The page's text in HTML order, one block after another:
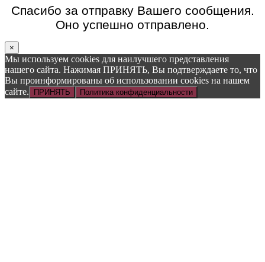
Спасибо за отправку Вашего сообщения.
Оно успешно отправлено.
×
Мы используем cookies для наилучшего представления
нашего сайта. Нажимая ПРИНЯТЬ, Вы подтверждаете то, что
Вы проинформированы об использовании cookies на нашем
сайте.
ПРИНЯТЬ Политика конфиденциальности